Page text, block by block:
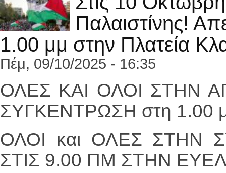
Παλαιστίνης!
1.00 μμ στην Πλατεία
Πέμ, 09/10/2025 - 16:35
ΟΛΕΣ ΚΑΙ ΟΛΟΙ ΣΤΗΝ
ΣΥΓΚΕΝΤΡΩΣΗ στη 1.00
ΟΛΟΙ και ΟΛΕΣ ΣΤΗΝ
ΣΤΙΣ 9.00 ΠΜ ΣΤΗΝ